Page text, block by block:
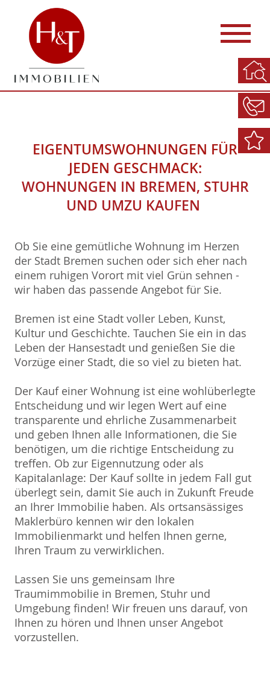
EIGENTUMSWOHNUNGEN FÜR
JEDEN GESCHMACK:
WOHNUNGEN IN BREMEN, STUHR
UND UMZU KAUFEN
Ob Sie eine gemütliche Wohnung im Herzen
der Stadt Bremen suchen oder sich eher nach
einem ruhigen Vorort mit viel Grün sehnen -
wir haben das passende Angebot für Sie.
Bremen ist eine Stadt voller Leben, Kunst,
Kultur und Geschichte. Tauchen Sie ein in das
Leben der Hansestadt und genießen Sie die
Vorzüge einer Stadt, die so viel zu bieten hat.
Der Kauf einer Wohnung ist eine wohlüberlegte
Entscheidung und wir legen Wert auf eine
transparente und ehrliche Zusammenarbeit
und geben Ihnen alle Informationen, die Sie
benötigen, um die richtige Entscheidung zu
treffen. Ob zur Eigennutzung oder als
Kapitalanlage: Der Kauf sollte in jedem Fall gut
überlegt sein, damit Sie auch in Zukunft Freude
an Ihrer Immobilie haben. Als ortsansässiges
Maklerbüro kennen wir den lokalen
Immobilienmarkt und helfen Ihnen gerne,
Ihren Traum zu verwirklichen.
Lassen Sie uns gemeinsam Ihre
Traumimmobilie in Bremen, Stuhr und
Umgebung finden! Wir freuen uns darauf, von
Ihnen zu hören und Ihnen unser Angebot
vorzustellen.